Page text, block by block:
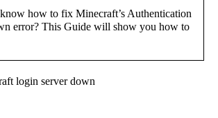
how to fix Minecraft’s Authentication
error? This Guide will show you how to
login server down